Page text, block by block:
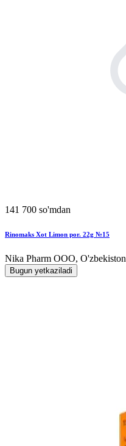
141 700 so'mdan
Rinomaks Xot Limon por. 22g №15
Nika Pharm ООО, O'zbekiston
Bugun yetkaziladi